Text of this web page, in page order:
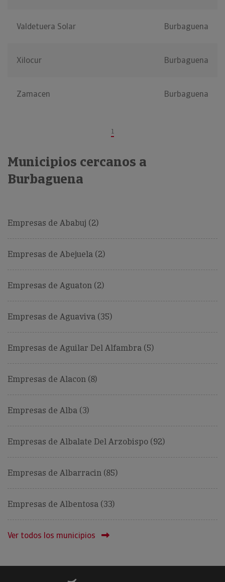
Valdetuera Solar Burbaguena
Xilocur Burbaguena
Zamacen Burbaguena
1
Municipios cercanos a
Burbaguena
Empresas de Ababuj (2)
Empresas de Abejuela (2)
Empresas de Aguaton (2)
Empresas de Aguaviva (35)
Empresas de Aguilar Del Alfambra (5)
Empresas de Alacon (8)
Empresas de Alba (3)
Empresas de Albalate Del Arzobispo (92)
Empresas de Albarracin (85)
Empresas de Albentosa (33)
Ver todos los municipios